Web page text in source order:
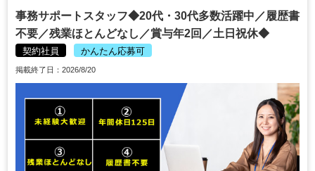
事務サポートスタッフ◆20代・30代多数活躍中／履歴書
不要／残業ほとんどなし／賞与年2回／土日祝休◆
契約社員 かんたん応募可
掲載終了日：2026/8/20